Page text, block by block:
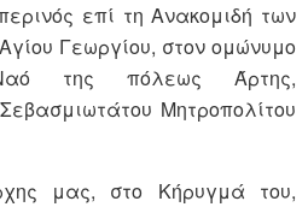
επί τη Ανακομιδή των
Γεωργίου, στον ομώνυμο
της πόλεως Άρτης,
Μητροπολίτου
μας, στο Κήρυγμά του,